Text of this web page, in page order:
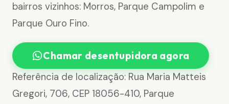
bairros vizinhos: Morros, Parque Campolim e
Parque Ouro Fino.
Chamar desentupidora agora
Referência de localização: Rua Maria Matteis
Gregori, 706, CEP 18056-410, Parque